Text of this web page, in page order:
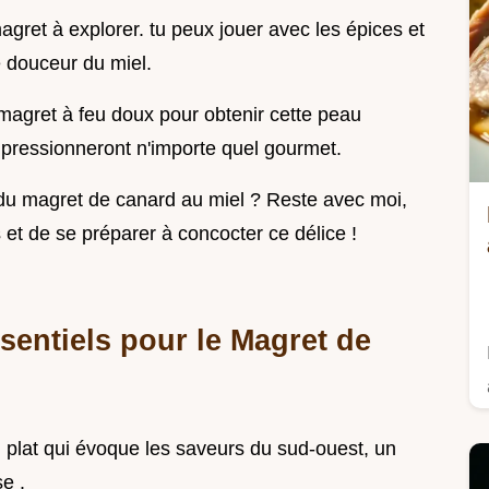
à explorer. tu peux jouer avec les épices et
du miel.
à feu doux pour obtenir cette peau
n'importe quel gourmet.
magret de canard au miel ? Reste avec moi,
de se préparer à concocter ce délice !
pour le Magret de
qui évoque les saveurs du sud-ouest, un
.